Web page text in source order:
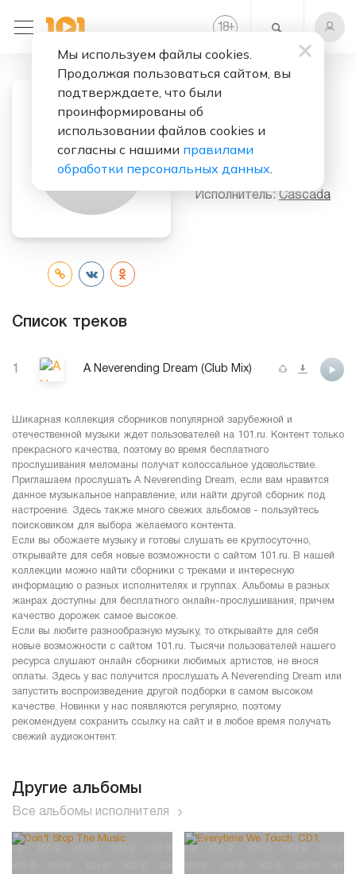
18+
Слушать бесплатно
Исполнитель: Cascada
Список треков
1 A Neverending Dream (Club Mix)
Шикарная коллекция сборников популярной зарубежной и
отечественной музыки ждет пользователей на 101.ru. Контент только
прекрасного качества, поэтому во время бесплатного
прослушивания меломаны получат колоссальное удовольствие.
Приглашаем прослушать A Neverending Dream, если вам нравится
данное музыкальное направление, или найти другой сборник под
настроение. Здесь также много свежих альбомов - пользуйтесь
поисковиком для выбора желаемого контента.
Если вы обожаете музыку и готовы слушать ее круглосуточно,
открывайте для себя новые возможности с сайтом 101.ru. В нашей
коллекции можно найти сборники с треками и интересную
информацию о разных исполнителях и группах. Альбомы в разных
жанрах доступны для бесплатного онлайн-прослушивания, причем
качество дорожек самое высокое.
Если вы любите разнообразную музыку, то открывайте для себя
новые возможности с сайтом 101.ru. Тысячи пользователей нашего
ресурса слушают онлайн сборники любимых артистов, не внося
оплаты. Здесь у вас получится прослушать A Neverending Dream или
запустить воспроизведение другой подборки в самом высоком
качестве. Новинки у нас появляются регулярно, поэтому
рекомендуем сохранить ссылку на сайт и в любое время получать
свежий аудиоконтент.
Другие альбомы
Все альбомы исполнителя
Мы используем файлы cookies.
Продолжая пользоваться сайтом, вы
подтверждаете, что были
проинформированы об
использовании файлов cookies и
согласны с нашими правилами
обработки персональных данных.